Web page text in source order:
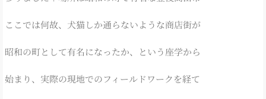
ここでは何故、犬猫しか通らないような商店街が
昭和の町として有名になったか、という座学から
始まり、実際の現地でのフィールドワークを経て